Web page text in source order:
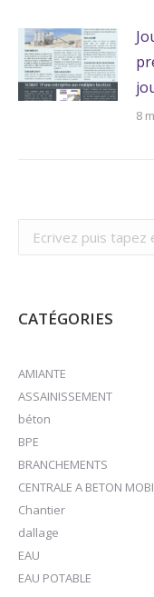
8
CATÉGORIES
AMIANTE
ASSAINISSEMENT
béton
BPE
BRANCHEMENTS
CENTRALE A BETON
Chantier
dallage
EAU
EAU POTABLE